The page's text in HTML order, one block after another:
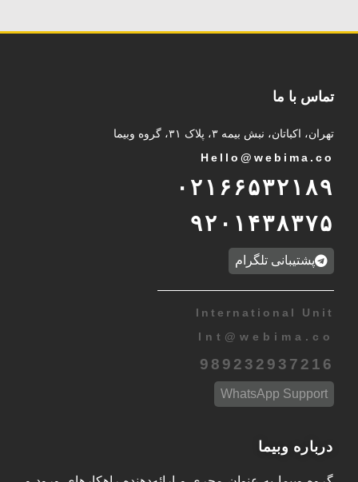
تماس با ما
تهران، اکباتان، نبش بیمه ۳، پلاک ۳۱، گروه وبیما
Hello@webima.co
۰۲۱۶۶۵۳۲۱۸۹
۹۲۰۱۴۳۸۳۷۵
پشتیبانی تلگرام
International Unit
Int @ webima.co
989232937216
WhatsApp Support
درباره وبیما